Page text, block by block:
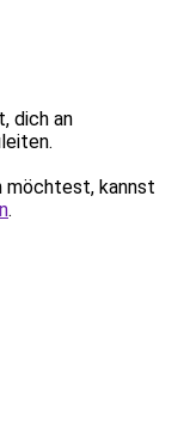
dich an
möchtest, kannst
.